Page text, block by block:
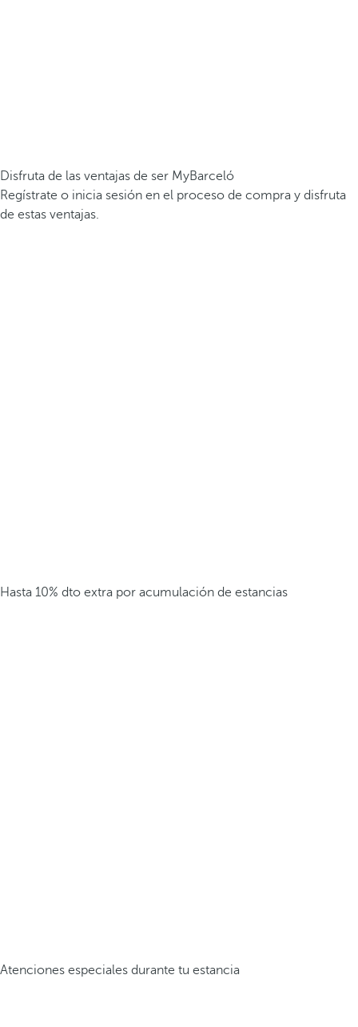
Disfruta de las ventajas de ser MyBarceló
Regístrate o inicia sesión en el proceso de compra y disfruta
de estas ventajas.
Hasta 10% dto extra por acumulación de estancias
Atenciones especiales durante tu estancia